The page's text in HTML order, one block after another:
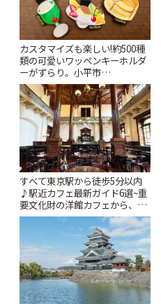
カスタマイズも楽しい!約500種
類の可愛いワッペンキーホルダ
ーがずらり。小平市
「Kimamaya T&K」 | ことりっ
ぷ
すべて東京駅から徒歩5分以内
♪駅近カフェ最新ガイド6選~重
要文化財の洋館カフェから、改
札すぐのレトロ喫茶まで~ | こと